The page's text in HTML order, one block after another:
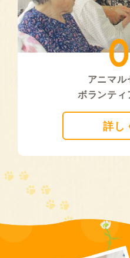
アニマル
ボランティ
詳し